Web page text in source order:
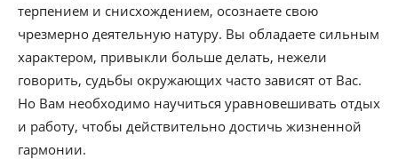
терпением и снисхождением, осознаете свою
чрезмерно деятельную натуру. Вы обладаете сильным
характером, привыкли больше делать, нежели
говорить, судьбы окружающих часто зависят от Вас.
Но Вам необходимо научиться уравновешивать отдых
и работу, чтобы действительно достичь жизненной
гармонии.